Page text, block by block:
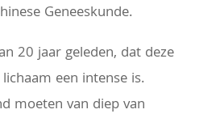
Geneeskunde.
20 jaar geleden, dat deze
een intense is.
moeten van diep van